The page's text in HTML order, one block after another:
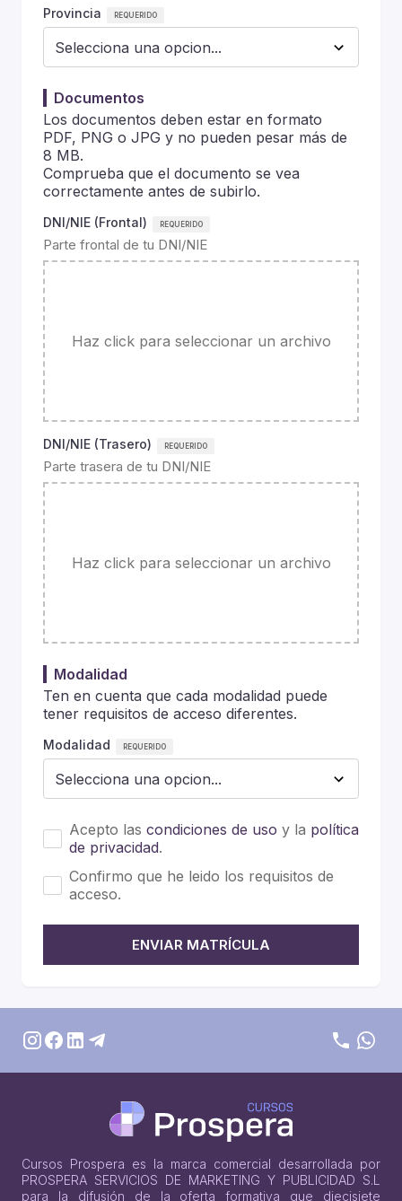
Provincia
Documentos
Los documentos deben estar en formato
PDF, PNG o JPG y no pueden pesar más de
8 MB.
Comprueba que el documento se vea
correctamente antes de subirlo.
DNI/NIE (Frontal)
Parte frontal de tu DNI/NIE
Haz click para seleccionar un archivo
DNI/NIE (Trasero)
Parte trasera de tu DNI/NIE
Haz click para seleccionar un archivo
Modalidad
Ten en cuenta que cada modalidad puede
tener requisitos de acceso diferentes.
Modalidad
Acepto las condiciones de uso y la política
de privacidad.
Confirmo que he leido los requisitos de
acceso.
ENVIAR MATRÍCULA
Cursos Prospera es la marca comercial desarrollada por
PROSPERA SERVICIOS DE MARKETING Y PUBLICIDAD S.L
para la difusión de la oferta formativa que diecisiete